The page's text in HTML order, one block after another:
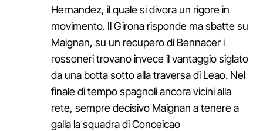
Hernandez, il quale si divora un rigore in
movimento. Il Girona risponde ma sbatte su
Maignan, su un recupero di Bennacer i
rossoneri trovano invece il vantaggio siglato
da una botta sotto alla traversa di Leao. Nel
finale di tempo spagnoli ancora vicini alla
rete, sempre decisivo Maignan a tenere a
galla la squadra di Conceicao